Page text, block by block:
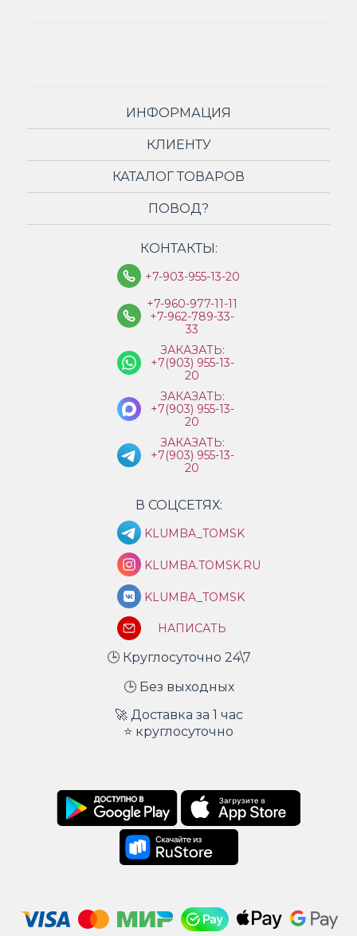
ИНФОРМАЦИЯ
КЛИЕНТУ
КАТАЛОГ ТОВАРОВ
ПОВОД?
КОНТАКТЫ:
+7-903-955-13-20
+7-960-977-11-11
+7-962-789-33-
33
ЗАКАЗАТЬ:
+7(903) 955-13-
20
ЗАКАЗАТЬ:
+7(903) 955-13-
20
ЗАКАЗАТЬ:
+7(903) 955-13-
20
В СОЦСЕТЯХ:
KLUMBA_TOMSK
KLUMBA.TOMSK.RU
KLUMBA_TOMSK
НАПИСАТЬ
🕒 Круглосуточно 24\7
🕒 Без выходных
🚀 Доставка за 1 час
⭐ круглосуточно